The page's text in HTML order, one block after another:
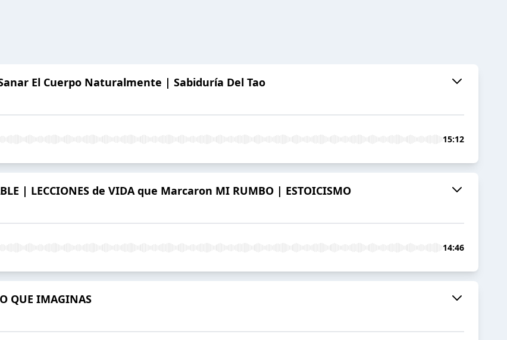
El Cuerpo Naturalmente | Sabiduría Del Tao
15:12
| LECCIONES de VIDA que Marcaron MI RUMBO | ESTOICISMO
14:46
QUE IMAGINAS